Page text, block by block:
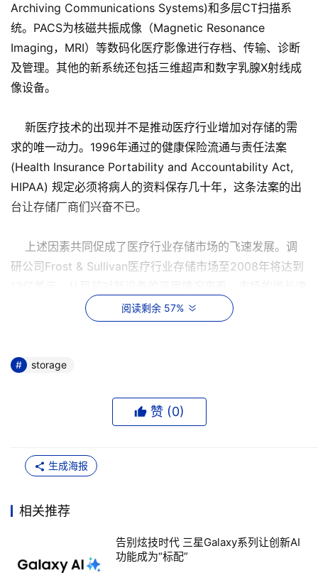
Archiving Communications Systems)和多层CT扫描系
统。PACS为核磁共振成像（Magnetic Resonance
Imaging，MRI）等数码化医疗影像进行存档、传输、诊断
及管理。其他的新系统还包括三维超声和数字乳腺X射线成
像设备。
新医疗技术的出现并不是推动医疗行业增加对存储的需
求的唯一动力。1996年通过的健康保险流通与责任法案
(Health Insurance Portability and Accountability Act,
HIPAA) 规定必须将病人的资料保存几十年，这条法案的出
台让存储厂商们兴奋不已。
上述因素共同促成了医疗行业存储市场的飞速发展。调
研公司Frost & Sullivan医疗行业存储市场至2008年将达到
度是非常明显的。
University of Pittsburgh Medical Center（UPMC）去年
容涉及整合IT基础架构。UPMC存储项目包括三套IBM
DS8300企业级系统和两套DS6800中端SAN系统，将来还
现有的存储容量已经达到300TB，而且以每年50%的速度
位于美国纽约北部郊区的一家非营利性医疗保健大型企业，
该公司几年前制定了一个企业范围内的容灾恢复计划以确保
阅读剩余 57%
storage
赞 (0)
生成海报
相关推荐
告别炫技时代 三星Galaxy系列让创新AI
功能成为“标配”